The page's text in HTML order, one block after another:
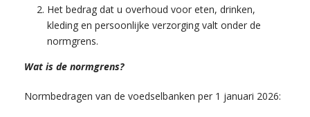
Het bedrag dat u overhoud voor eten, drinken,
kleding en persoonlijke verzorging valt onder de
normgrens.
Wat is de normgrens?
Normbedragen van de voedselbanken per 1 januari 2026: